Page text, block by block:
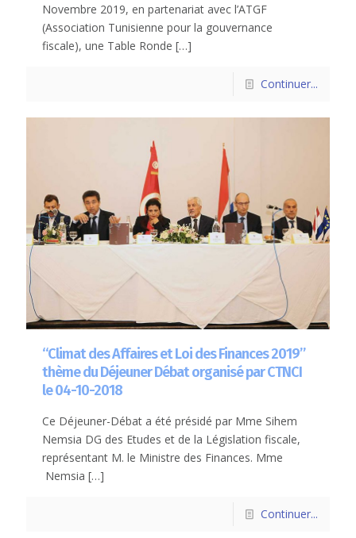
Novembre 2019, en partenariat avec l’ATGF
(Association Tunisienne pour la gouvernance
fiscale), une Table Ronde […]
Continuer...
“Climat des Affaires et Loi des Finances 2019”
thème du Déjeuner Débat organisé par CTNCI
le 04-10-2018
Ce Déjeuner-Débat a été présidé par Mme Sihem
Nemsia DG des Etudes et de la Législation fiscale,
représentant M. le Ministre des Finances. Mme
Nemsia […]
Continuer...